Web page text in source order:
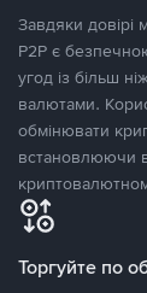
Завдяки довірі
P2P є
угод із більш
валютами.
обмінювати
встановлюючи
Торгуйте по